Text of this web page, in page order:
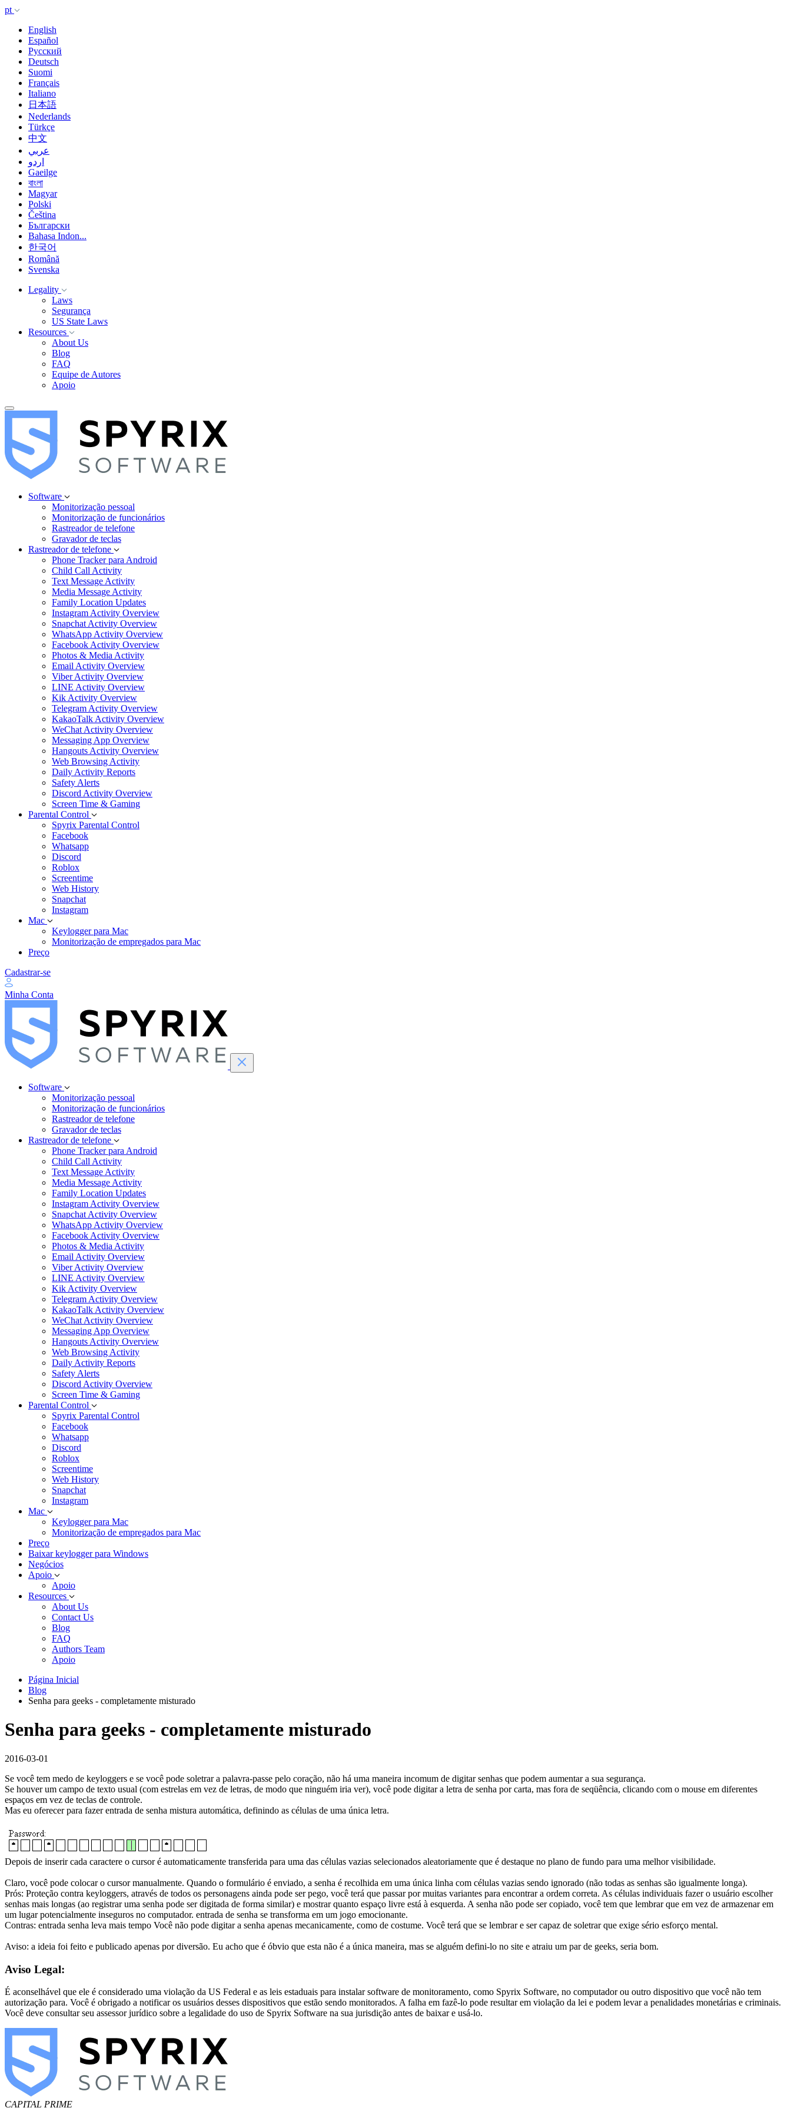
pt
English
Español
Русский
Deutsch
Suomi
Français
Italiano
日本語
Nederlands
Türkçe
中文
عربي
اردو
Gaeilge
বাংলা
Magyar
Polski
Čeština
Български
Bahasa Indon...
한국어
Română
Svenska
Legality
Laws
Segurança
US State Laws
Resources
About Us
Blog
FAQ
Equipe de Autores
Apoio
Software
Monitorização pessoal
Monitorização de funcionários
Rastreador de telefone
Gravador de teclas
Rastreador de telefone
Phone Tracker para Android
Child Call Activity
Text Message Activity
Media Message Activity
Family Location Updates
Instagram Activity Overview
Snapchat Activity Overview
WhatsApp Activity Overview
Facebook Activity Overview
Photos & Media Activity
Email Activity Overview
Viber Activity Overview
LINE Activity Overview
Kik Activity Overview
Telegram Activity Overview
KakaoTalk Activity Overview
WeChat Activity Overview
Messaging App Overview
Hangouts Activity Overview
Web Browsing Activity
Daily Activity Reports
Safety Alerts
Discord Activity Overview
Screen Time & Gaming
Parental Control
Spyrix Parental Control
Facebook
Whatsapp
Discord
Roblox
Screentime
Web History
Snapchat
Instagram
Mac
Keylogger para Mac
Monitorização de empregados para Mac
Preço
Cadastrar-se
Minha Conta
Software
Monitorização pessoal
Monitorização de funcionários
Rastreador de telefone
Gravador de teclas
Rastreador de telefone
Phone Tracker para Android
Child Call Activity
Text Message Activity
Media Message Activity
Family Location Updates
Instagram Activity Overview
Snapchat Activity Overview
WhatsApp Activity Overview
Facebook Activity Overview
Photos & Media Activity
Email Activity Overview
Viber Activity Overview
LINE Activity Overview
Kik Activity Overview
Telegram Activity Overview
KakaoTalk Activity Overview
WeChat Activity Overview
Messaging App Overview
Hangouts Activity Overview
Web Browsing Activity
Daily Activity Reports
Safety Alerts
Discord Activity Overview
Screen Time & Gaming
Parental Control
Spyrix Parental Control
Facebook
Whatsapp
Discord
Roblox
Screentime
Web History
Snapchat
Instagram
Mac
Keylogger para Mac
Monitorização de empregados para Mac
Preço
Baixar keylogger para Windows
Negócios
Apoio
Apoio
Resources
About Us
Contact Us
Blog
FAQ
Authors Team
Apoio
Página Inicial
Blog
Senha para geeks - completamente misturado
Senha para geeks - completamente misturado
2016-03-01
Se você tem medo de keyloggers e se você pode soletrar a palavra-passe pelo coração, não há uma maneira incomum de digitar senhas que podem aumentar a sua segurança.
Se houver um campo de texto usual (com estrelas em vez de letras, de modo que ninguém iria ver), você pode digitar a letra de senha por carta, mas fora de seqüência, clicando com o mouse em diferentes
espaços em vez de teclas de controle.
Mas eu oferecer para fazer entrada de senha mistura automática, definindo as células de uma única letra.
Depois de inserir cada caractere o cursor é automaticamente transferida para uma das células vazias selecionados aleatoriamente que é destaque no plano de fundo para uma melhor visibilidade.
Claro, você pode colocar o cursor manualmente. Quando o formulário é enviado, a senha é recolhida em uma única linha com células vazias sendo ignorado (não todas as senhas são igualmente longa).
Prós: Proteção contra keyloggers, através de todos os personagens ainda pode ser pego, você terá que passar por muitas variantes para encontrar a ordem correta. As células individuais fazer o usuário escolher
senhas mais longas (ao registrar uma senha pode ser digitada de forma similar) e mostrar quanto espaço livre está à esquerda. A senha não pode ser copiado, você tem que lembrar que em vez de armazenar em
um lugar potencialmente inseguros no computador. entrada de senha se transforma em um jogo emocionante.
Contras: entrada senha leva mais tempo Você não pode digitar a senha apenas mecanicamente, como de costume. Você terá que se lembrar e ser capaz de soletrar que exige sério esforço mental.
Aviso: a ideia foi feito e publicado apenas por diversão. Eu acho que é óbvio que esta não é a única maneira, mas se alguém defini-lo no site e atraiu um par de geeks, seria bom.
Aviso Legal:
É aconselhável que ele é considerado uma violação da US Federal e as leis estaduais para instalar software de monitoramento, como Spyrix Software, no computador ou outro dispositivo que você não tem
autorização para. Você é obrigado a notificar os usuários desses dispositivos que estão sendo monitorados. A falha em fazê-lo pode resultar em violação da lei e podem levar a penalidades monetárias e criminais.
Você deve consultar seu assessor jurídico sobre a legalidade do uso de Spyrix Software na sua jurisdição antes de baixar e usá-lo.
CAPITAL PRIME